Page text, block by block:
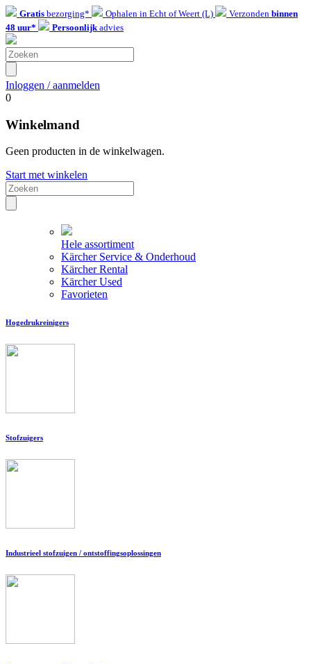
Gratis bezorging* Ophalen in Echt of Weert (L) Verzonden binnen
48 uur*
Persoonlijkadvies
Inloggen / aanmelden
0
Winkelmand
Geen producten in de winkelwagen.
Start met winkelen
Hele assortiment
Kärcher Service & Onderhoud
Kärcher Rental
Kärcher Used
Favorieten
Hogedrukreinigers
Stofzuigers
Industrieel stofzuigen / ontstoffingsoplossingen